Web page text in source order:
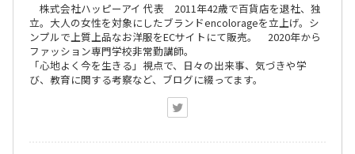
株式会社ハッピーアイ 代表 2011年42歳で百貨店を退社、独
立。大人の女性を対象にしたブランドencolorageを立上げ。シ
ンプルで上質上品なお洋服をECサイトにて販売。 2020年から
ファッション専門学校非常勤講師。
「心地よく今を生きる」視点で、日々の出来事、気づきや学
び、教育に関する考察など、ブログに綴ってます。